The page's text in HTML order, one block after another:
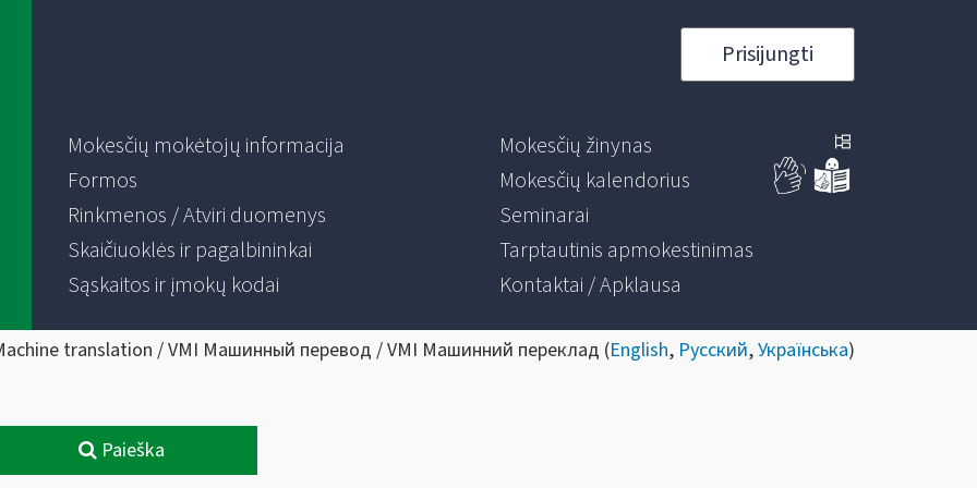
Prisijungti
Mokesčių mokėtojų informacija
Formos
Rinkmenos / Atviri duomenys
Skaičiuoklės ir pagalbininkai
Sąskaitos ir įmokų kodai
Mokesčių žinynas
Mokesčių kalendorius
Seminarai
Tarptautinis apmokestinimas
Kontaktai / Apklausa
translation / VMI Машинный перевод / VMI Машинний переклад (English, Русский,Українська)
Paieška